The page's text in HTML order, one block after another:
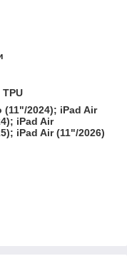
TPU
(11"/2024); iPad Air
iPad Air
iPad Air (11"/2026)